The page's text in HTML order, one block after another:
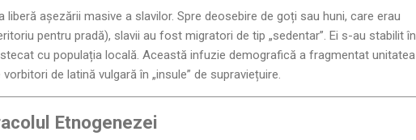
așezării masive a slavilor. Spre deosebire de goți sau huni, care erau
pentru pradă), slavii au fost migratori de tip „sedentar”. Ei s-au stabilit în
cu populația locală. Această infuzie demografică a fragmentat unitatea
de latină vulgară în „insule” de supraviețuire.
Etnogenezei